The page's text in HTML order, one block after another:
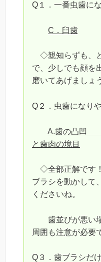
Q１．一番虫歯に
C．臼歯
◇親知らずも、
で、少しでも顔を
磨いてあげましょ
Q２．虫歯になり
A.歯の凸凹
と歯肉の境目
◇全部正解です
ブラシを動かして
くださいね。
歯並びが悪い場
周囲も注意が必要
Q３．歯ブラシだ